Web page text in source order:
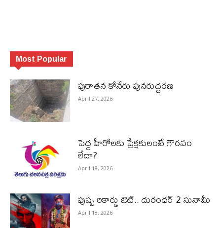
Most Popular
పురాత‌న కోనేరు పున‌రుద్ధ‌ర‌ణ
April 27, 2026
పెద్ద హీరోల‌కు ప్రేక్ష‌కులంటే గౌర‌వం
లేదా?
April 18, 2026
పుష్ప రికార్డు ఔట్‌.. దురంధ‌ర్ 2 సునామీ
April 18, 2026